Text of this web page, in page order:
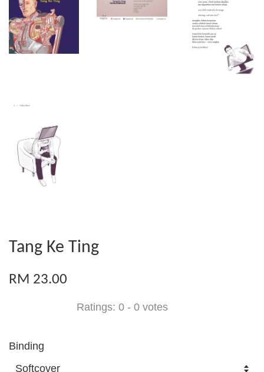
Tang Ke Ting
RM 23.00
Ratings: 0 - 0 votes
Binding